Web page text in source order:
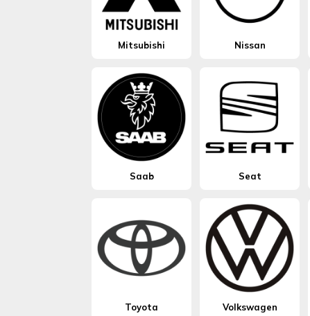
Mitsubishi Nissan
Saab Seat
Toyota Volkswagen